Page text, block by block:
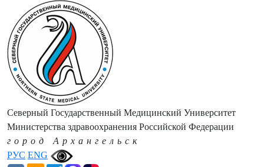
РУС ENG
Северный Государственный Медицинский Университет
Министерства здравоохранения Российской Федерации
город Архангельск